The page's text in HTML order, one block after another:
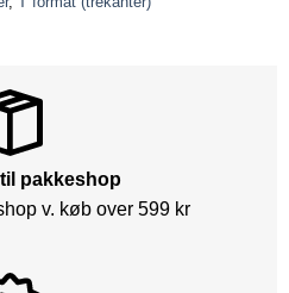
pakkeshop
v. køb over 599 kr